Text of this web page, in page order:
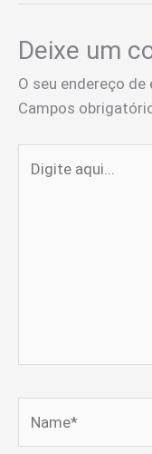
Deixe um
O seu endereço
Campos
aqui...